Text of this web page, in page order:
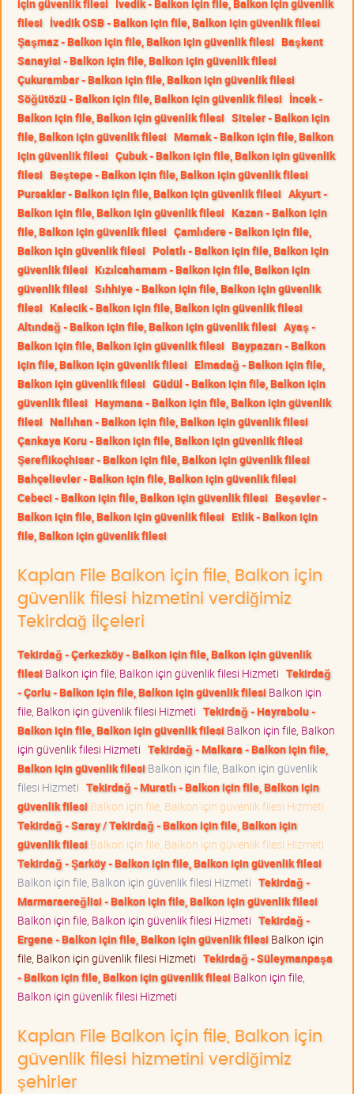
için güvenlik filesi
İvedik - Balkon için file, Balkon için güvenlik
filesi İvedik OSB - Balkon için file, Balkon için güvenlik filesi
Şaşmaz - Balkon için file, Balkon için güvenlik filesi Başkent
Sanayisi - Balkon için file, Balkon için güvenlik filesi
Çukurambar - Balkon için file, Balkon için güvenlik filesi
Söğütözü - Balkon için file, Balkon için güvenlik filesi İncek -
Balkon için file, Balkon için güvenlik filesi Siteler - Balkon için
file, Balkon için güvenlik filesi Mamak - Balkon için file, Balkon
için güvenlik filesi Çubuk - Balkon için file, Balkon için güvenlik
filesi Beştepe - Balkon için file, Balkon için güvenlik filesi
Pursaklar - Balkon için file, Balkon için güvenlik filesi Akyurt -
Balkon için file, Balkon için güvenlik filesi Kazan - Balkon için
file, Balkon için güvenlik filesi Çamlıdere - Balkon için file,
Balkon için güvenlik filesi Polatlı - Balkon için file, Balkon için
güvenlik filesi Kızılcahamam - Balkon için file, Balkon için
güvenlik filesi Sıhhiye - Balkon için file, Balkon için güvenlik
filesi Kalecik - Balkon için file, Balkon için güvenlik filesi
Altındağ - Balkon için file, Balkon için güvenlik filesi Ayaş -
Balkon için file, Balkon için güvenlik filesi Baypazarı - Balkon
için file, Balkon için güvenlik filesi Elmadağ - Balkon için file,
Balkon için güvenlik filesi Güdül - Balkon için file, Balkon için
güvenlik filesi Haymana - Balkon için file, Balkon için güvenlik
filesi Nallıhan - Balkon için file, Balkon için güvenlik filesi
Çankaya Koru - Balkon için file, Balkon için güvenlik filesi
Şereflikoçhisar - Balkon için file, Balkon için güvenlik filesi
Bahçelievler - Balkon için file, Balkon için güvenlik filesi
Cebeci - Balkon için file, Balkon için güvenlik filesi Beşevler -
Balkon için file, Balkon için güvenlik filesi Etlik - Balkon için
file, Balkon için güvenlik filesi
Kaplan File Balkon için file, Balkon için
güvenlik filesi hizmetini verdiğimiz
Tekirdağ ilçeleri
Tekirdağ - Çerkezköy - Balkon için file, Balkon için güvenlik
filesi Balkon için file, Balkon için güvenlik filesi Hizmeti Tekirdağ
- Çorlu - Balkon için file, Balkon için güvenlik filesi Balkon için
file, Balkon için güvenlik filesi Hizmeti Tekirdağ - Hayrabolu -
Balkon için file, Balkon için güvenlik filesi Balkon için file, Balkon
için güvenlik filesi Hizmeti Tekirdağ - Malkara - Balkon için file,
Balkon için güvenlik filesi Balkon için file, Balkon için güvenlik
filesi Hizmeti Tekirdağ - Muratlı - Balkon için file, Balkon için
güvenlik filesi Balkon için file, Balkon için güvenlik filesi Hizmeti
Tekirdağ - Saray / Tekirdağ - Balkon için file, Balkon için
güvenlik filesi Balkon için file, Balkon için güvenlik filesi Hizmeti
Tekirdağ - Şarköy - Balkon için file, Balkon için güvenlik filesi
Balkon için file, Balkon için güvenlik filesi Hizmeti Tekirdağ -
Marmaraereğlisi - Balkon için file, Balkon için güvenlik filesi
Balkon için file, Balkon için güvenlik filesi Hizmeti Tekirdağ -
Ergene - Balkon için file, Balkon için güvenlik filesi Balkon için
file, Balkon için güvenlik filesi Hizmeti Tekirdağ - Süleymanpaşa
- Balkon için file, Balkon için güvenlik filesi Balkon için file,
Balkon için güvenlik filesi Hizmeti
Kaplan File Balkon için file, Balkon için
güvenlik filesi hizmetini verdiğimiz
şehirler